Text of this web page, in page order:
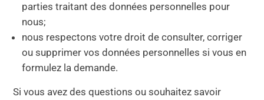
parties traitant des données personnelles pour
nous;
nous respectons votre droit de consulter, corriger
ou supprimer vos données personnelles si vous en
formulez la demande.
Si vous avez des questions ou souhaitez savoir